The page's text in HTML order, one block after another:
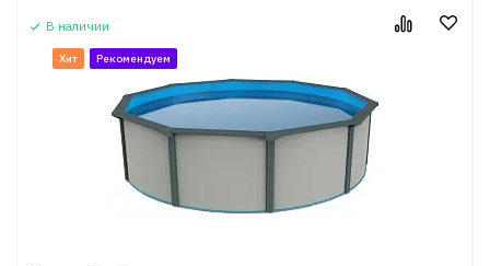
В наличии
Хит Рекомендуем